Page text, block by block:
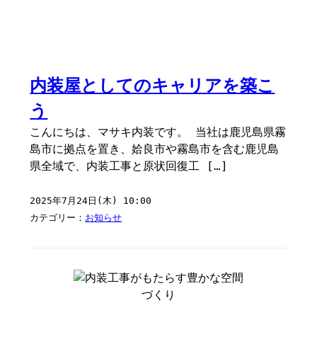
内装屋としてのキャリアを築こ
う
こんにちは、マサキ内装です。 当社は鹿児島県霧
島市に拠点を置き、姶良市や霧島市を含む鹿児島
県全域で、内装工事と原状回復工 […]
2025年7月24日(木) 10:00
カテゴリー： お知らせ